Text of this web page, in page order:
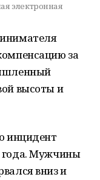
электронная
за
высоты и
инцидент
года. Мужчины
вниз и